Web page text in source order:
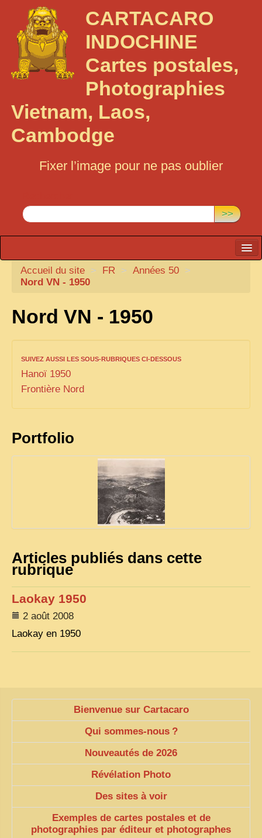
CARTACARO
INDOCHINE
Cartes postales,
Photographies
Vietnam, Laos,
Cambodge
Fixer l’image pour ne pas oublier
>>
CARTACARO
PHOTOGRAPHES, EDITEURS
FRONTIÈRE
1908, RÉVOLTE
COCHINCHINE
LES ETHNIES
ALBUMS DE FAMILLE
INDOCHINE HISTORIQUE
ARMÉE, JUSTICE, EDUCATION, RELIGION...
2025 LAOS 1950 CPSM
2026 PERI, VIÊT-CONG
VIETNAM
DÊ THAM
Accueil du site > FR > Années 50 >
Nord VN - 1950
Nord VN - 1950
SUIVEZ AUSSI LES SOUS-RUBRIQUES CI-DESSOUS
Hanoï 1950
Frontière Nord
Portfolio
Articles publiés dans cette
rubrique
Laokay 1950
2 août 2008
Laokay en 1950
Bienvenue sur Cartacaro
Qui sommes-nous ?
Nouveautés de 2026
Révélation Photo
Des sites à voir
Exemples de cartes postales et de
photographies par éditeur et photographes